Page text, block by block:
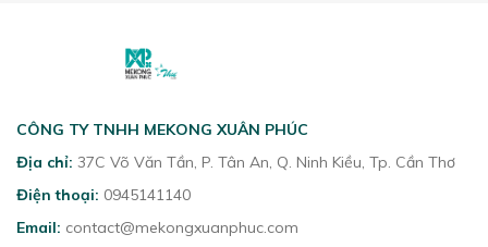
CÔNG TY TNHH MEKONG XUÂN PHÚC
Địa chỉ: 37C Võ Văn Tần, P. Tân An, Q. Ninh Kiều, Tp. Cần Thơ
Điện thoại: 0945141140
Email: contact@mekongxuanphuc.com